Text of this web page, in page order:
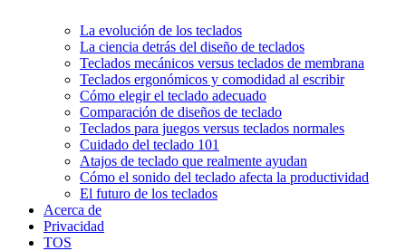
La evolución de los teclados
La ciencia detrás del diseño de teclados
Teclados mecánicos versus teclados de membrana
Teclados ergonómicos y comodidad al escribir
Cómo elegir el teclado adecuado
Comparación de diseños de teclado
Teclados para juegos versus teclados normales
Cuidado del teclado 101
Atajos de teclado que realmente ayudan
Cómo el sonido del teclado afecta la productividad
El futuro de los teclados
Acerca de
Privacidad
TOS